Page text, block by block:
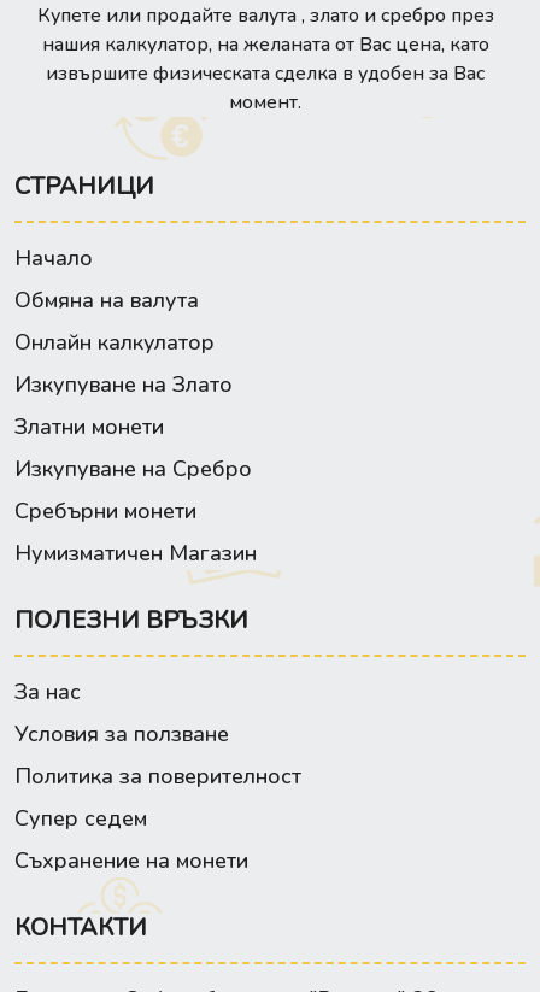
Купете или продайте валута , злато и сребро през
нашия калкулатор, на желаната от Вас цена, като
извършите физическата сделка в удобен за Вас
момент.
СТРАНИЦИ
Начало
Обмяна на валута
Онлайн калкулатор
Изкупуване на Злато
Златни монети
Изкупуване на Сребро
Сребърни монети
Нумизматичен Магазин
ПОЛЕЗНИ ВРЪЗКИ
За нас
Условия за ползване
Политика за поверителност
Супер седем
Съхранение на монети
КОНТАКТИ